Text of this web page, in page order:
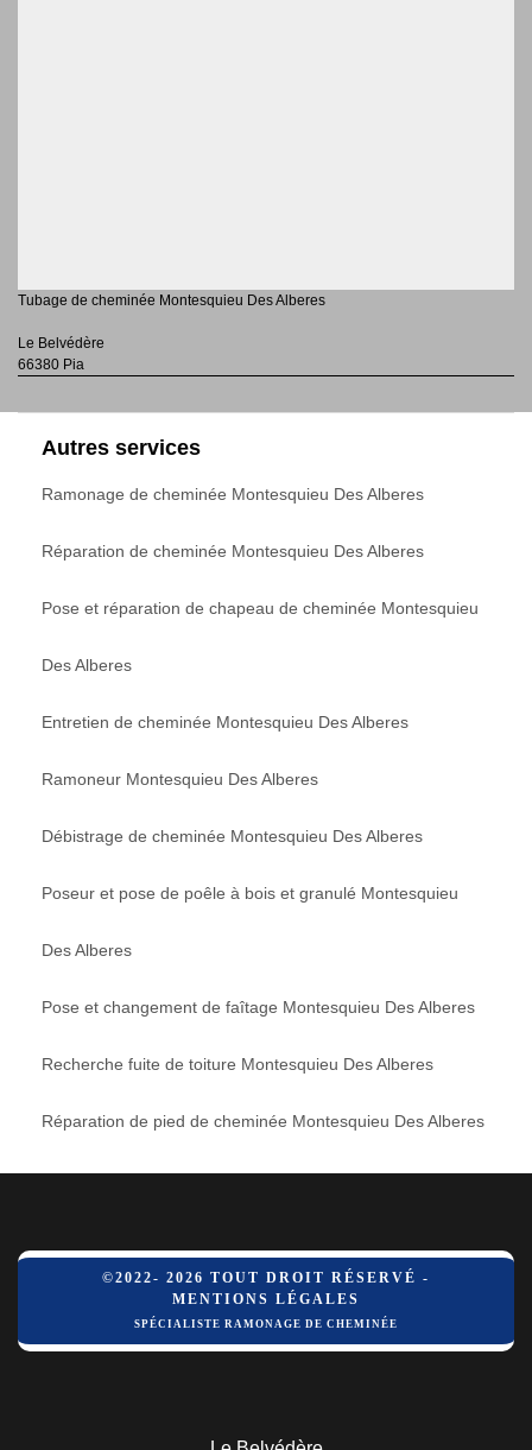
Tubage de cheminée Montesquieu Des Alberes
Le Belvédère
66380 Pia
Autres services
Ramonage de cheminée Montesquieu Des Alberes
Réparation de cheminée Montesquieu Des Alberes
Pose et réparation de chapeau de cheminée Montesquieu
Des Alberes
Entretien de cheminée Montesquieu Des Alberes
Ramoneur Montesquieu Des Alberes
Débistrage de cheminée Montesquieu Des Alberes
Poseur et pose de poêle à bois et granulé Montesquieu
Des Alberes
Pose et changement de faîtage Montesquieu Des Alberes
Recherche fuite de toiture Montesquieu Des Alberes
Réparation de pied de cheminée Montesquieu Des Alberes
©2022- 2026 TOUT DROIT RÉSERVÉ -
MENTIONS LÉGALES
SPÉCIALISTE RAMONAGE DE CHEMINÉE